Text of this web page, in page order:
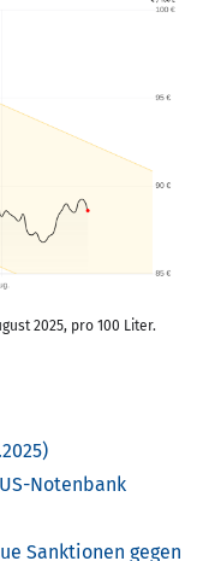
2025, pro 100 Liter.
Notenbank
Sanktionen gegen